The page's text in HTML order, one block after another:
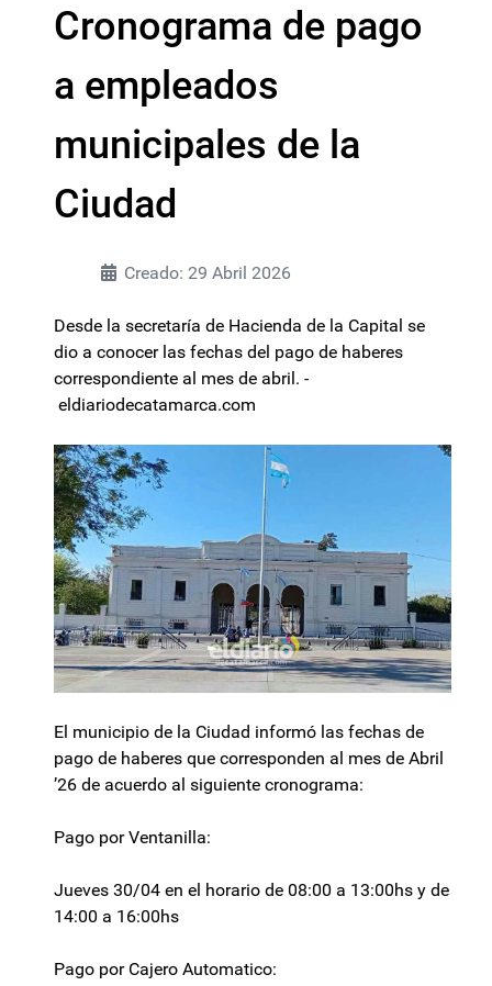
Cronograma de pago
a empleados
municipales de la
Ciudad
Creado: 29 Abril 2026
Desde la secretaría de Hacienda de la Capital se
dio a conocer las fechas del pago de haberes
correspondiente al mes de abril. -
eldiariodecatamarca.com
El municipio de la Ciudad informó las fechas de
pago de haberes que corresponden al mes de Abril
’26 de acuerdo al siguiente cronograma:
Pago por Ventanilla:
Jueves 30/04 en el horario de 08:00 a 13:00hs y de
14:00 a 16:00hs
Pago por Cajero Automatico: